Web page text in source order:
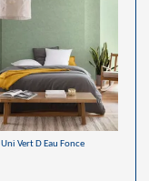
Uni Vert D Eau Fonce